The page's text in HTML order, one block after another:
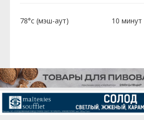
78°c (мэш-аут) 10 минут